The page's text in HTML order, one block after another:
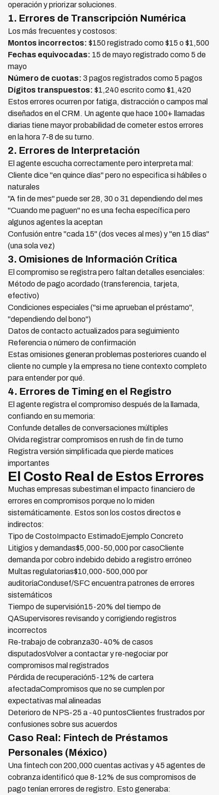
operación y priorizar soluciones.
1. Errores de Transcripción Numérica
Los más frecuentes y costosos:
Montos incorrectos: $150 registrado como $15 o $1,500
Fechas equivocadas: 15 de mayo registrado como 5 de
mayo
Número de cuotas: 3 pagos registrados como 5 pagos
Dígitos transpuestos: $1,240 escrito como $1,420
Estos errores ocurren por fatiga, distracción o campos mal
diseñados en el CRM. Un agente que hace 100+ llamadas
diarias tiene mayor probabilidad de cometer estos errores
en la hora 7-8 de su turno.
2. Errores de Interpretación
El agente escucha correctamente pero interpreta mal:
Cliente dice "en quince días" pero no especifica si hábiles o
naturales
"A fin de mes" puede ser 28, 30 o 31 dependiendo del mes
"Cuando me paguen" no es una fecha específica pero
algunos agentes la aceptan
Confusión entre "cada 15" (dos veces al mes) y "en 15 días"
(una sola vez)
3. Omisiones de Información Crítica
El compromiso se registra pero faltan detalles esenciales:
Método de pago acordado (transferencia, tarjeta,
efectivo)
Condiciones especiales ("si me aprueban el préstamo",
"dependiendo del bono")
Datos de contacto actualizados para seguimiento
Referencia o número de confirmación
Estas omisiones generan problemas posteriores cuando el
cliente no cumple y la empresa no tiene contexto completo
para entender por qué.
4. Errores de Timing en el Registro
El agente registra el compromiso después de la llamada,
confiando en su memoria:
Confunde detalles de conversaciones múltiples
Olvida registrar compromisos en rush de fin de turno
Registra versión simplificada que pierde matices
importantes
El Costo Real de Estos Errores
Muchas empresas subestiman el impacto financiero de
errores en compromisos porque no lo miden
sistemáticamente. Estos son los costos directos e
indirectos:
Tipo de CostoImpacto EstimadoEjemplo Concreto
Litigios y demandas$5,000-50,000 por casoCliente
demanda por cobro indebido debido a registro erróneo
Multas regulatorias$10,000-500,000 por
auditoríaCondusef/SFC encuentra patrones de errores
sistemáticos
Tiempo de supervisión15-20% del tiempo de
QASupervisores revisando y corrigiendo registros
incorrectos
Re-trabajo de cobranza30-40% de casos
disputadosVolver a contactar y re-negociar por
compromisos mal registrados
Pérdida de recuperación5-12% de cartera
afectadaCompromisos que no se cumplen por
expectativas mal alineadas
Deterioro de NPS-25 a -40 puntosClientes frustrados por
confusiones sobre sus acuerdos
Caso Real: Fintech de Préstamos
Personales (México)
Una fintech con 200,000 cuentas activas y 45 agentes de
cobranza identificó que 8-12% de sus compromisos de
pago tenían errores de registro. Esto generaba: